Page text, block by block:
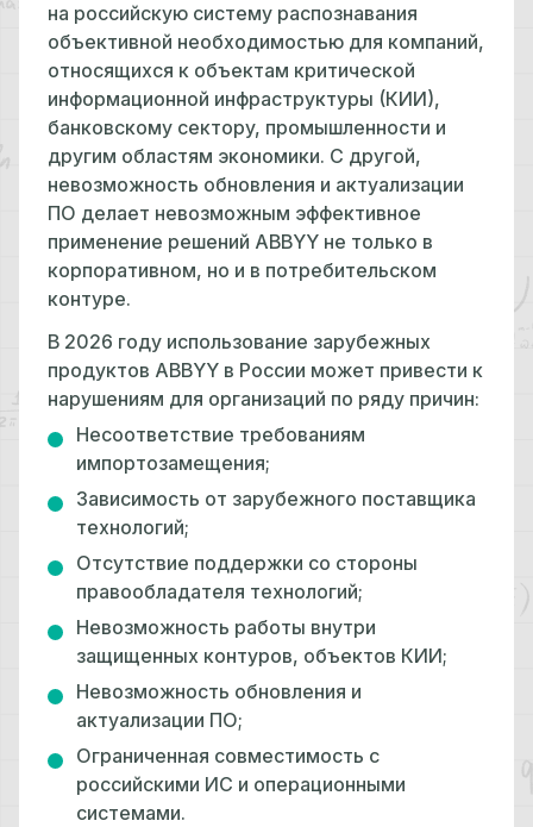
на российскую систему распознавания
объективной необходимостью для компаний,
относящихся к объектам критической
информационной инфраструктуры (КИИ),
банковскому сектору, промышленности и
другим областям экономики. С другой,
невозможность обновления и актуализации
ПО делает невозможным эффективное
применение решений ABBYY не только в
корпоративном, но и в потребительском
контуре.
В 2026 году использование зарубежных
продуктов ABBYY в России может привести к
нарушениям для организаций по ряду причин:
Несоответствие требованиям
импортозамещения;
Зависимость от зарубежного поставщика
технологий;
Отсутствие поддержки со стороны
правообладателя технологий;
Невозможность работы внутри
защищенных контуров, объектов КИИ;
Невозможность обновления и
актуализации ПО;
Ограниченная совместимость с
российскими ИС и операционными
системами.